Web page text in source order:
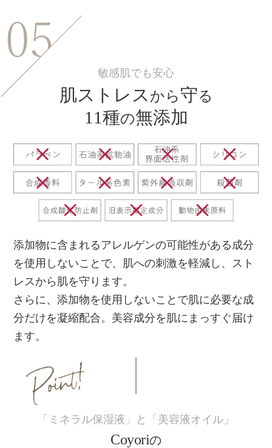
敏感肌でも安心
肌ストレス から守る
11種の無添加
添加物に含まれるアレルゲンの可能性がある成分
を使用しないことで、肌への刺激を軽減し、スト
レスから肌を守ります。
さらに、添加物を使用しないことで肌に必要な成
分だけを凝縮配合。美容成分を肌にまっすぐ届け
ます。
「ミネラル保湿液」と「美容液オイル」
Coyoriの